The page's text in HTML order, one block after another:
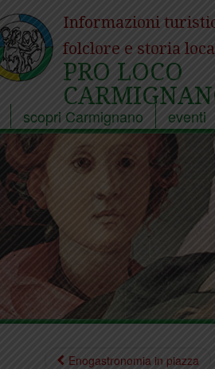
Informazioni
folclore e storia
PRO LOCO
scopri Carmignano eventi
Enogastronomia in piazza